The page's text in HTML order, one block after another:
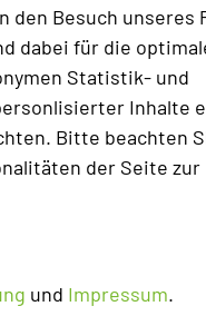
den Besuch unseres
dabei für die
Statistik- und
Inhalte
Bitte beachten
der Seite zur
und Impressum.
Seminar,
1034